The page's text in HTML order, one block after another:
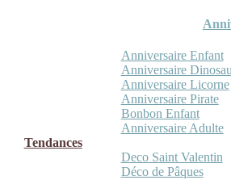
Anniversaire Enfant
Anniversaire
Anniversaire Licorne
Anniversaire Pirate
Bonbon Enfant
Anniversaire Adulte
Tendances
Deco Saint Valentin
Déco de Pâques